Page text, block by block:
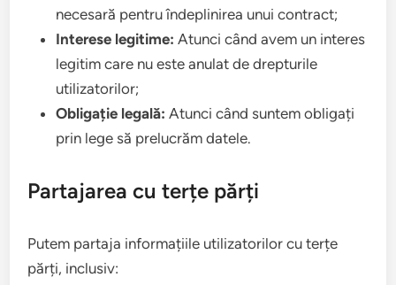
necesară pentru îndeplinirea unui contract;
Interese legitime: Atunci când avem un interes
legitim care nu este anulat de drepturile
utilizatorilor;
Obligație legală: Atunci când suntem obligați
prin lege să prelucrăm datele.
Partajarea cu terțe părți
Putem partaja informațiile utilizatorilor cu terțe
părți, inclusiv: